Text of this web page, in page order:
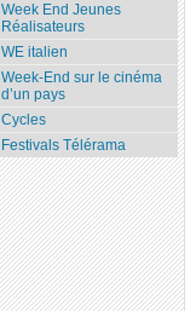
Week End Jeunes
Réalisateurs
WE italien
Week-End sur le cinéma
d’un pays
Cycles
Festivals Télérama